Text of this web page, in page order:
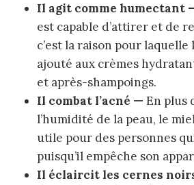
Il agit comme humectant
est capable d’attirer et de
c’est la raison pour
ajouté aux crèmes
et après-shampoings.
Il combat l’acné — En plus
l’humidité de la peau, le
utile pour des personnes
puisqu’il empêche son
Il éclaircit les cernes